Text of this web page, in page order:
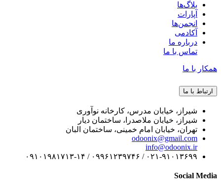
بلاگ‌ها
آپارات
انجمن‌ها
آکادمی
درباره ما
تماس با ما
همکار با ما
ارتباط با ما
شیراز، خیابان مدرس، کارخانه نوآوری
شیراز، خیابان ملاصدرا، ساختمان دیار
تهران، خیابان امام خمینی، ساختمان البان
odoonix@gmail.com
info@odoonix.ir
۰۲۱-۹۱۰۱۳۶۹۹ / ۰۹۹۶۱۲۳۹۷۴۶ / ۰۹۱۰۱۹۸۱۷۱۳-۱۴
Social Media